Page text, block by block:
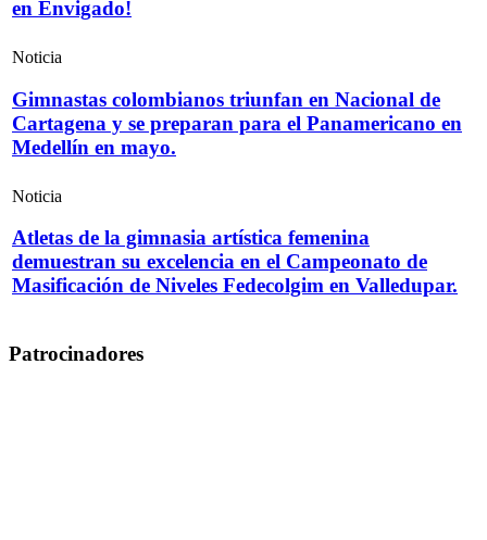
en Envigado!
Noticia
Gimnastas colombianos triunfan en Nacional de
Cartagena y se preparan para el Panamericano en
Medellín en mayo.
Noticia
Atletas de la gimnasia artística femenina
demuestran su excelencia en el Campeonato de
Masificación de Niveles Fedecolgim en Valledupar.
Patrocinadores